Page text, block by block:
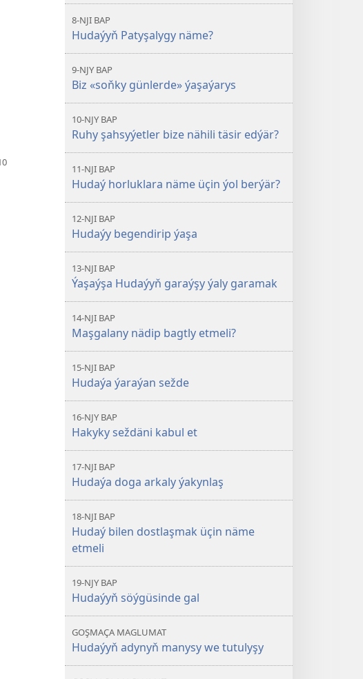
8-NJI BAP
Hudaýyň Patyşalygy näme?
9-NJY BAP
Biz «soňky günlerde» ýaşaýarys
10-NJY BAP
Ruhy şahsyýetler bize nähili täsir edýär?
11-NJI BAP
Hudaý horluklara näme üçin ýol berýär?
12-NJI BAP
Hudaýy begendirip ýaşa
13-NJI BAP
Ýaşaýşa Hudaýyň garaýşy ýaly garamak
14-NJI BAP
Maşgalany nädip bagtly etmeli?
15-NJI BAP
Hudaýa ýaraýan sežde
16-NJY BAP
Hakyky seždäni kabul et
17-NJI BAP
Hudaýa doga arkaly ýakynlaş
18-NJI BAP
Hudaý bilen dostlaşmak üçin näme
etmeli
19-NJY BAP
Hudaýyň söýgüsinde gal
GOŞMAÇA MAGLUMAT
Hudaýyň adynyň manysy we tutulyşy